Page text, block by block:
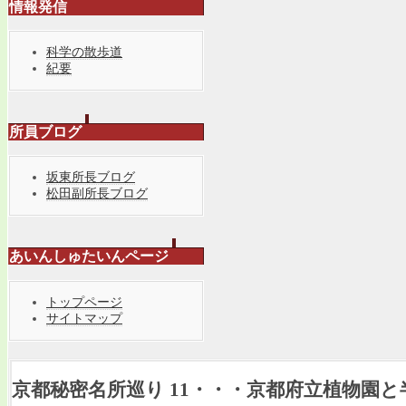
情報発信
科学の散歩道
紀要
所員ブログ
坂東所長ブログ
松田副所長ブログ
あいんしゅたいんページ
トップページ
サイトマップ
京都秘密名所巡り 11・・・京都府立植物園と